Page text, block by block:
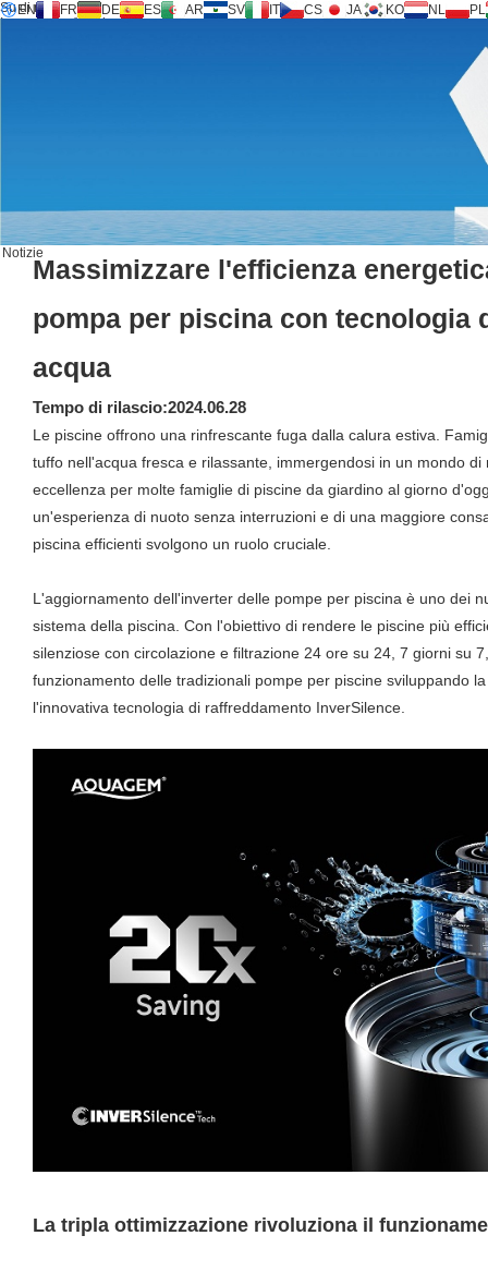
Su di noi
Inversilence® tech
EN FR DE ES AR SV IT CS JA KO NL PL
Notizie
Massimizzare l'efficienza
pompa per piscina con tecnologia
acqua
Tempo di rilascio:2024.06.28
Le piscine offrono una rinfrescante fuga dalla calura estiva.
tuffo nell'acqua fresca e rilassante, immergendosi in un mondo
eccellenza per molte famiglie di piscine da giardino al giorno
un'esperienza di nuoto senza interruzioni e di una maggiore
piscina efficienti svolgono un ruolo cruciale.
L'aggiornamento dell'inverter delle pompe per piscina è uno dei
sistema della piscina. Con l'obiettivo di rendere le piscine più
silenziose con circolazione e filtrazione 24 ore su 24, 7 giorni su
funzionamento delle tradizionali pompe per piscine sviluppando
l'innovativa tecnologia di raffreddamento InverSilence.
La tripla ottimizzazione rivoluziona il